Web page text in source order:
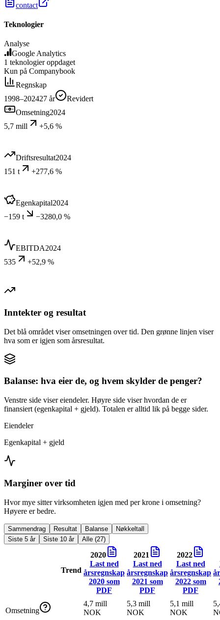
contact
Teknologier
Analyse
Google Analytics
1 teknologier oppdaget
Kun på Companybook
Regnskap
1998–202427 år
Revidert
Omsetning2024
5,7 mill
+5,6 %
Driftsresultat2024
151 t
+277,6 %
Egenkapital2024
−159 t
−3280,0 %
EBITDA2024
535
+52,9 %
Inntekter og resultat
Det blå området viser omsetningen over tid. Den grønne linjen viser
hva som er igjen som årsresultat.
Balanse: hva eier de, og hvem skylder de penger?
Venstre side viser eiendeler. Høyre side viser hvordan de er
finansiert (egenkapital + gjeld). Totalen er alltid lik på begge sider.
Eiendeler
Egenkapital + gjeld
Marginer over tid
Hvor mye sitter virksomheten igjen med per krone i omsetning?
Høyere er bedre.
Sammendrag Resultat Balanse
Nøkkeltall
Siste 5 år
Siste 10 år Alle (27)
Trend
2020
Last ned
årsregnskap
2020som
PDF
2021
Last ned
årsregnskap
2021 som
PDF
2022
Last ned
årsregnskap
2022som
PDF
Omsetning
4,7 mill
NOK
5,3 mill
NOK
5,1 mill
NOK